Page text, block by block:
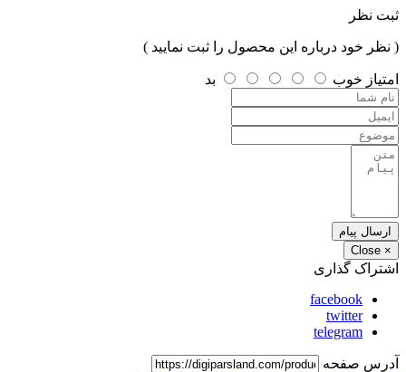
ثبت نظر
( نظر خود درباره این محصول را ثبت نمایید )
امتیاز خوب بد
ارسال پیام
×
Close
اشتراک گذاری
facebook
twitter
telegram
آدرس صفحه